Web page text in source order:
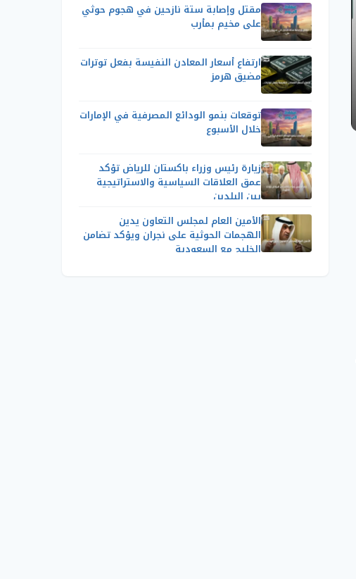
مقتل وإصابة ستة نازحين في هجوم حوثي
على مخيم بمأرب
ارتفاع أسعار المعادن النفيسة بفعل توترات
مضيق هرمز
توقعات بنمو الودائع المصرفية في الإمارات
خلال الأسبوع
زيارة رئيس وزراء باكستان للرياض تؤكد
عمق العلاقات السياسية والاستراتيجية
بين البلدين
الأمين العام لمجلس التعاون يدين
الهجمات الحوثية على نجران ويؤكد تضامن
الخليج مع السعودية